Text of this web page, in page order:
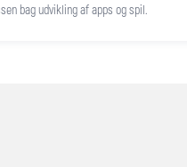
bag udvikling af apps og spil.